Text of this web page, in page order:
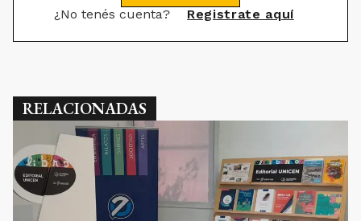
¿No tenés cuenta? Registrate aquí
RELACIONADAS